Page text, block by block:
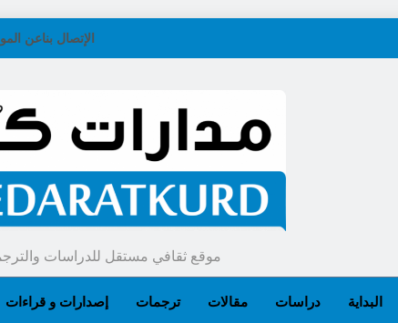
الإتصال بناعن
موقع ثقافي مستقل للدراسات
البداية دراسات مقالات ترجمات إصدارات و قراءات